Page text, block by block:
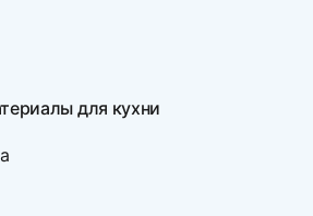
для кухни